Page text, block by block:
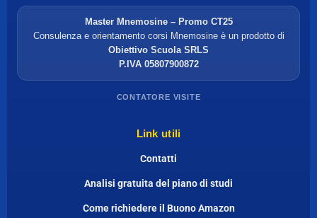
Master Mnemosine – Promo CT25
Consulenza e orientamento corsi Mnemosine è un prodotto di
Obiettivo Scuola SRLS
P.IVA 05807900872
CONTATORE VISITE
Link utili
Contatti
Analisi gratuita del piano di studi
Come richiedere il Buono Amazon